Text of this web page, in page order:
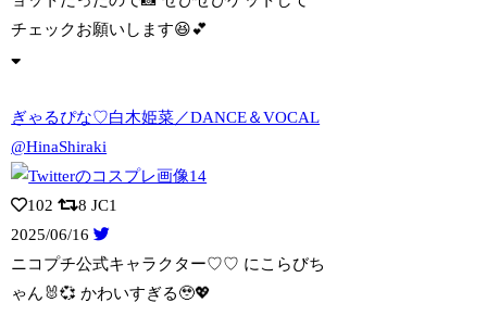
チェックお願いします😆︎💕︎
ぎゃるぴな♡白木姫菜／DANCE＆VOCAL
@HinaShiraki
102 8 JC1
2025/06/16
ニコプチ公式キャラクター♡♡ にこらびち
ゃん🐰💞 かわいすぎる🥹💖